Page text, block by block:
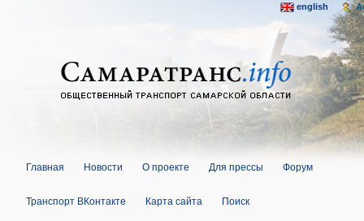
Главная Новости О проекте Для прессы Форум
Транспорт ВКонтакте Карта сайта Поиск
english